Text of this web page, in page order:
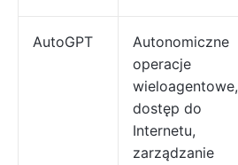
AutoGPT
Autonomiczne
operacje
wieloagentowe,
dostęp do
Internetu,
zarządzanie